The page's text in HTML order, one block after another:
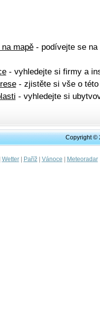
mapě- podívejte se na
- vyhledejte si firmy a
- zjistěte si vše o této
- vyhledejte si
Copyright ©
Wetter| Paříž| Vánoce | Meteoradar